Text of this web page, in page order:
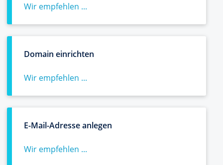
Wir empfehlen ...
Domain einrichten
Wir empfehlen ...
E-Mail-Adresse anlegen
Wir empfehlen ...